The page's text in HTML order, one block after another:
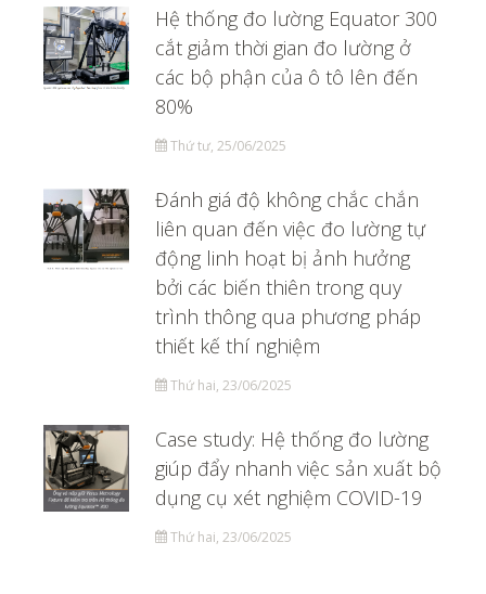
Hệ thống đo lường Equator 300
cắt giảm thời gian đo lường ở
các bộ phận của ô tô lên đến
80%
Thứ tư, 25/06/2025
Đánh giá độ không chắc chắn
liên quan đến việc đo lường tự
động linh hoạt bị ảnh hưởng
bởi các biến thiên trong quy
trình thông qua phương pháp
thiết kế thí nghiệm
Thứ hai, 23/06/2025
Case study: Hệ thống đo lường
giúp đẩy nhanh việc sản xuất bộ
dụng cụ xét nghiệm COVID-19
Thứ hai, 23/06/2025